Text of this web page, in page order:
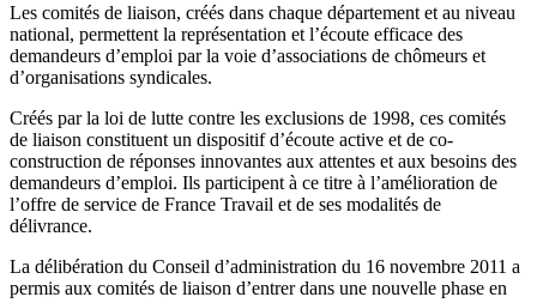
Les comités de liaison, créés dans chaque département et au niveau
national, permettent la représentation et l’écoute efficace des
demandeurs d’emploi par la voie d’associations de chômeurs et
d’organisations syndicales.
Créés par la loi de lutte contre les exclusions de 1998, ces comités
de liaison constituent un dispositif d’écoute active et de co-
construction de réponses innovantes aux attentes et aux besoins des
demandeurs d’emploi. Ils participent à ce titre à l’amélioration de
l’offre de service de France Travail et de ses modalités de
délivrance.
La délibération du Conseil d’administration du 16 novembre 2011 a
permis aux comités de liaison d’entrer dans une nouvelle phase en